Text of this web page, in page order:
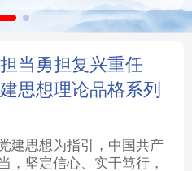
信息化 数字经济
银龄 溯源中国
能源 会展
时尚 悦读
当勇担复兴重任
思想理论品格系列
建思想为指引，中国共产
，坚定信心、实干笃行，